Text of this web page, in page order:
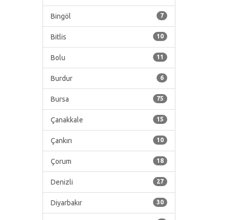
7
Bingöl
10
Bitlis
11
Bolu
6
Burdur
75
Bursa
15
Çanakkale
10
Çankırı
18
Çorum
27
Denizli
30
Diyarbakır